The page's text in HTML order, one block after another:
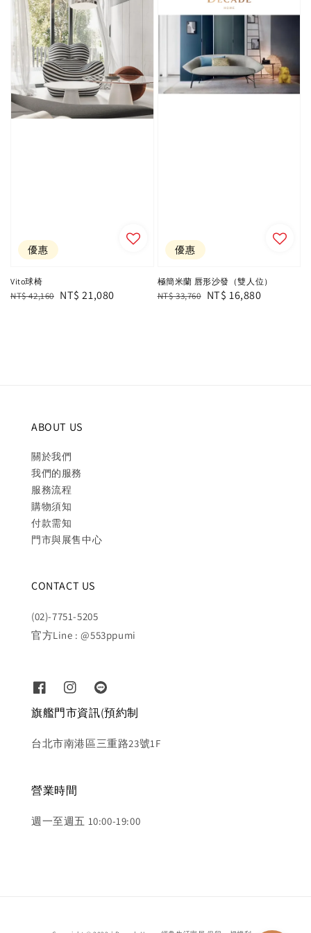
優惠
Vito球椅
Regular
NT$ 42,160 Sale
NT$ 21,080
優惠
極簡米蘭 唇形沙發（雙人位）
Regular
NT$ 33,760 Sale
NT$ 16,880
ABOUT US
關於我們
我們的服務
服務流程
購物須知
付款需知
門市與展售中心
CONTACT US
(02)-7751-5205
官方Line : @553ppumi
旗艦門市資訊(預約制
台北市南港區三重路23號1F
營業時間
週一至週五 10:00-19:00